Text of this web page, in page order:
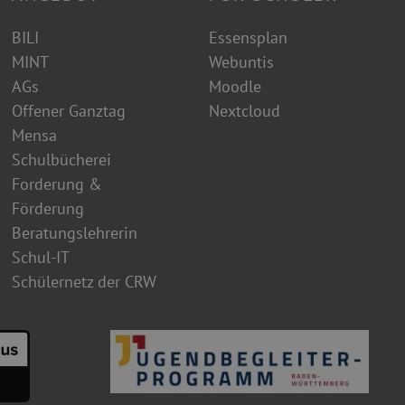
BILI
MINT
AGs
Offener Ganztag
Mensa
Schulbücherei
Forderung &
Förderung
Beratungslehrerin
Schul-IT
Schülernetz der CRW
Essensplan
Webuntis
Moodle
Nextcloud